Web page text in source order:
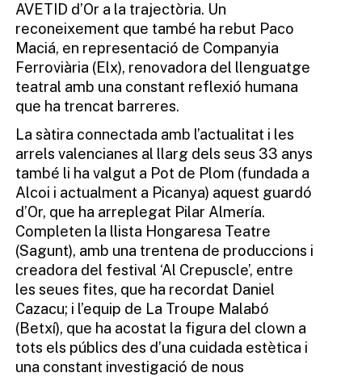
AVETID d’Or a la trajectòria. Un
reconeixement que també ha rebut Paco
Maciá, en representació de Companyia
Ferroviària (Elx), renovadora del llenguatge
teatral amb una constant reflexió humana
que ha trencat barreres.
La sàtira connectada amb l’actualitat i les
arrels valencianes al llarg dels seus 33 anys
també li ha valgut a Pot de Plom (fundada a
Alcoi i actualment a Picanya) aquest guardó
d’Or, que ha arreplegat Pilar Almería.
Completen la llista Hongaresa Teatre
(Sagunt), amb una trentena de produccions i
creadora del festival ‘Al Crepuscle’, entre
les seues fites, que ha recordat Daniel
Cazacu; i l’equip de La Troupe Malabó
(Betxí), que ha acostat la figura del clown a
tots els públics des d’una cuidada estètica i
una constant investigació de nous